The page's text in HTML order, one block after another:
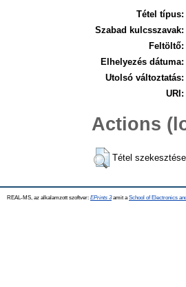
Tétel típus:
Szabad kulcsszavak:
Feltöltő:
Elhelyezés dátuma:
Utolsó változtatás:
URI:
Actions
Tétel szekesztése
REAL-MS, az alkalamzott szoftver: EPrints 3amit a School of Electronics